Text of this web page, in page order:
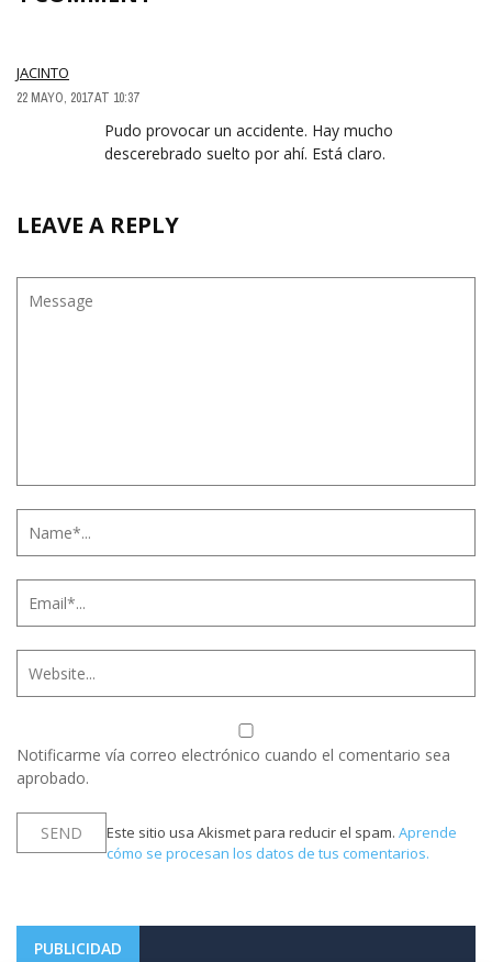
JACINTO
22 MAYO, 2017 AT 10:37
Pudo provocar un accidente. Hay mucho
descerebrado suelto por ahí. Está claro.
LEAVE A REPLY
Notificarme vía correo electrónico cuando el comentario sea
aprobado.
Este sitio usa Akismet para reducir el spam. Aprende
cómo se procesan los datos de tus comentarios.
PUBLICIDAD